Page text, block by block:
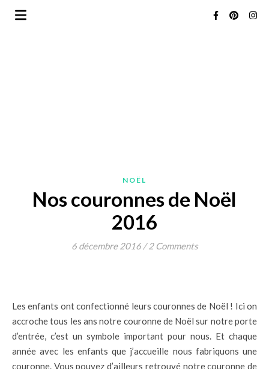
NOËL
Nos couronnes de Noël
2016
6 décembre 2016 / 2 Comments
Les enfants ont confectionné leurs couronnes de Noël ! Ici on
accroche tous les ans notre couronne de Noël sur notre porte
d’entrée, c’est un symbole important pour nous. Et chaque
année avec les enfants que j’accueille nous fabriquons une
couronne. Vous pouvez d’ailleurs retrouvé notre couronne de